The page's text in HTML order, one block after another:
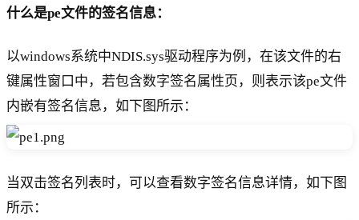
什么是pe文件的签名信息：
以windows系统中NDIS.sys驱动程序为例，在该文件的右
键属性窗口中，若包含数字签名属性页，则表示该pe文件
内嵌有签名信息，如下图所示：
当双击签名列表时，可以查看数字签名信息详情，如下图
所示：